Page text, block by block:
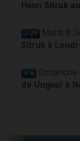
Haim Sitruk
J-29 Mardi 8
Sitruk à
J-6 Dimanche
de Ungvar à